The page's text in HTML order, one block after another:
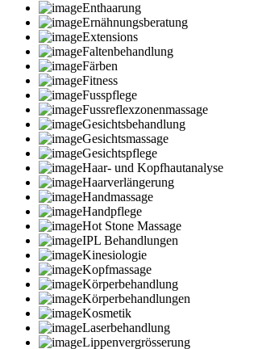
Enthaarung
Ernähnungsberatung
Extensions
Faltenbehandlung
Färben
Fitness
Fusspflege
Fussreflexzonenmassage
Gesichtsbehandlung
Gesichtsmassage
Gesichtspflege
Haar- und Kopfhautanalyse
Haarverlängerung
Handmassage
Handpflege
Hot Stone Massage
IPL Behandlungen
Kinesiologie
Kopfmassage
Körperbehandlung
Körperbehandlungen
Kosmetik
Laserbehandlung
Lippenvergrösserung